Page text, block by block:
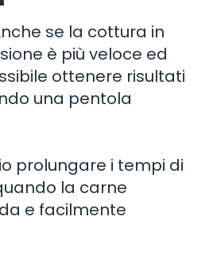
se la cottura in
è più veloce ed
ottenere risultati
una pentola
prolungare i tempi di
la carne
e facilmente